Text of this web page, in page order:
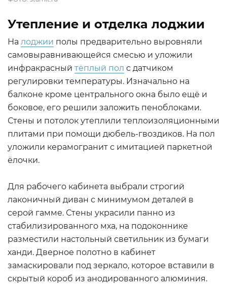
Утепление и отделка лоджии
На лоджии полы предварительно выровняли
самовыравнивающейся смесью и уложили
инфракрасный тёплый пол с датчиком
регулировки температуры. Изначально на
балконе кроме центрального окна было ещё и
боковое, его решили заложить пеноблоками.
Стены и потолок утеплили теплоизоляционными
плитами при помощи дюбель-гвоздиков. На пол
уложили керамогранит с имитацией паркетной
ёлочки.
Для рабочего кабинета выбрали строгий
лаконичный диван с минимумом деталей в
серой гамме. Стены украсили панно из
стабилизированного мха, на подоконнике
разместили настольный светильник из бумаги
ханди. Дверное полотно в кабинет
замаскировали под зеркало, которое вставили в
скрытый короб из анодированного алюминия.